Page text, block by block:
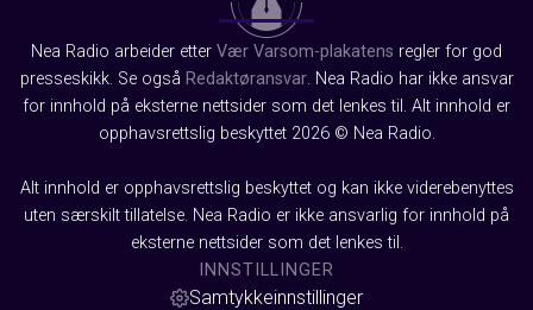
Nea Radio arbeider etter Vær Varsom-plakatens regler for god
presseskikk. Se også Redaktøransvar. Nea Radio har ikke ansvar
for innhold på eksterne nettsider som det lenkes til. Alt innhold er
opphavsrettslig beskyttet 2026 © Nea Radio.
Alt innhold er opphavsrettslig beskyttet og kan ikke viderebenyttes
uten særskilt tillatelse. Nea Radio er ikke ansvarlig for innhold på
eksterne nettsider som det lenkes til.
INNSTILLINGER
Samtykkeinnstillinger